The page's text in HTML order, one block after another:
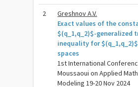
2
Greshnov A.V.
Exact values of the
$(q_1,q_2)$-generalized
inequality for
spaces
1st International
Moussaoui on Applied
Modeling 19-20 Nov 2024